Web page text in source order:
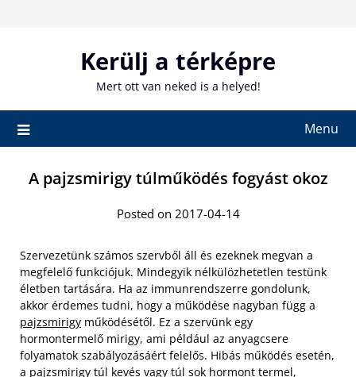
Kerülj a térképre
Mert ott van neked is a helyed!
Menu
A pajzsmirigy túlműködés fogyást okoz
Posted on 2017-04-14
Szervezetünk számos szervből áll és ezeknek megvan a
megfelelő funkciójuk. Mindegyik nélkülözhetetlen testünk
életben tartására. Ha az immunrendszerre gondolunk,
akkor érdemes tudni, hogy a működése nagyban függ a
pajzsmirigy működésétől. Ez a szervünk egy
hormontermelő mirigy, ami például az anyagcsere
folyamatok szabályozásáért felelős. Hibás működés esetén,
a pajzsmirigy túl kevés vagy túl sok hormont termel,